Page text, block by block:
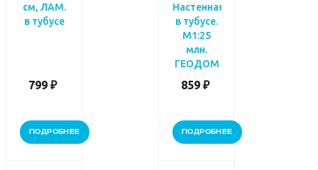
см, ЛАМ.
в тубусе
799 ₽
ПОДРОБНЕЕ
Настенная
в тубусе.
М1:25
млн.
ГЕОДОМ
859 ₽
ПОДРОБНЕЕ